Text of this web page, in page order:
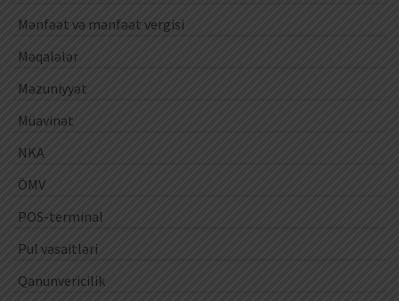
Mənfəət və mənfəət vergisi
Məqalələr
Məzuniyyət
Müavinət
NKA
ÖMV
POS-terminal
Pul vəsaitləri
Qanunvericilik